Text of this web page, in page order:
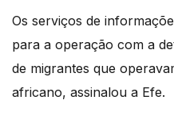
Os serviços de
para a operação com a
de migrantes que
africano, assinalou a Efe.